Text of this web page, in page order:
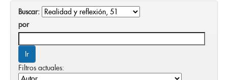
Buscar:
por
Filtros actuales: